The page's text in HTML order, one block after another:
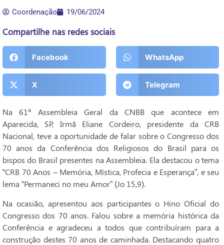
Coordenação 19/06/2024
Compartilhe nas redes sociais
Facebook WhatsApp
X Telegram
Na 61ª Assembleia Geral da CNBB que acontece em
Aparecida, SP, Irmã Eliane Cordeiro, presidente da CRB
Nacional, teve a oportunidade de falar sobre o Congresso dos
70 anos da Conferência dos Religiosos do Brasil para os
bispos do Brasil presentes na Assembleia. Ela destacou o tema
“CRB 70 Anos – Memória, Mística, Profecia e Esperança”, e seu
lema “Permaneci no meu Amor” (Jo 15,9).
Na ocasião, apresentou aos participantes o Hino Oficial do
Congresso dos 70 anos. Falou sobre a memória histórica da
Conferência e agradeceu a todos que contribuíram para a
construção destes 70 anos de caminhada. Destacando quatro